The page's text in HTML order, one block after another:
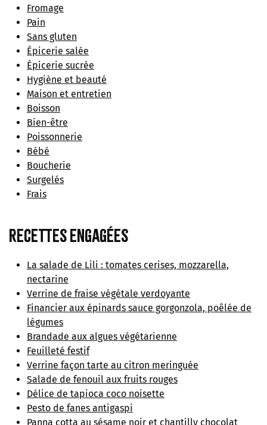
Fromage
Pain
Sans gluten
Épicerie salée
Épicerie sucrée
Hygiène et beauté
Maison et entretien
Boisson
Bien-être
Poissonnerie
Bébé
Boucherie
Surgelés
Frais
Recettes engagées
La salade de Lili : tomates cerises, mozzarella,
nectarine
Verrine de fraise végétale verdoyante
Financier aux épinards sauce gorgonzola, poêlée de
légumes
Brandade aux algues végétarienne
Feuilleté festif
Verrine façon tarte au citron meringuée
Salade de fenouil aux fruits rouges
Délice de tapioca coco noisette
Pesto de fanes antigaspi
Panna cotta au sésame noir et chantilly chocolat